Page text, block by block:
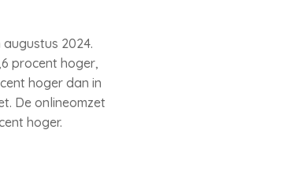
2024.
procent hoger,
hoger dan in
De onlineomzet
hoger.